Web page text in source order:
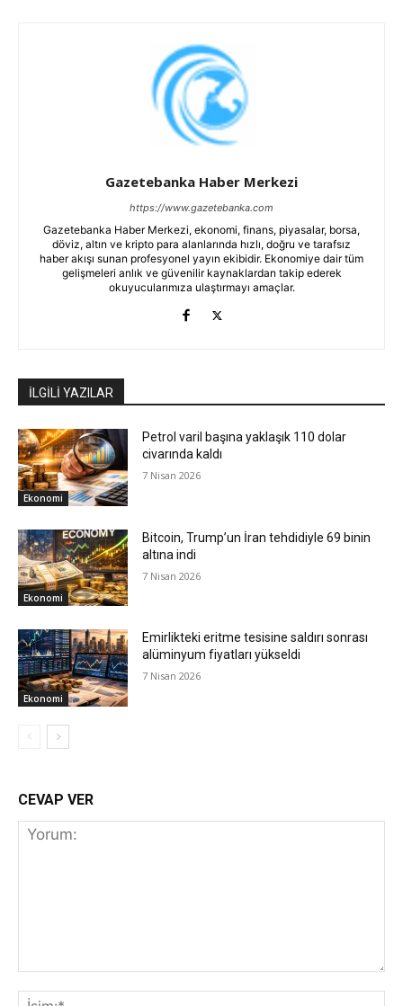
Gazetebanka Haber Merkezi
https://www.gazetebanka.com
Gazetebanka Haber Merkezi, ekonomi, finans, piyasalar, borsa,
döviz, altın ve kripto para alanlarında hızlı, doğru ve tarafsız
haber akışı sunan profesyonel yayın ekibidir. Ekonomiye dair tüm
gelişmeleri anlık ve güvenilir kaynaklardan takip ederek
okuyucularımıza ulaştırmayı amaçlar.
İLGİLİ YAZILAR
Ekonomi
Petrol varil başına yaklaşık 110 dolar
civarında kaldı
7 Nisan 2026
Ekonomi
Bitcoin, Trump’un İran tehdidiyle 69 binin
altına indi
7 Nisan 2026
Ekonomi
Emirlikteki eritme tesisine saldırı sonrası
alüminyum fiyatları yükseldi
7 Nisan 2026
CEVAP VER